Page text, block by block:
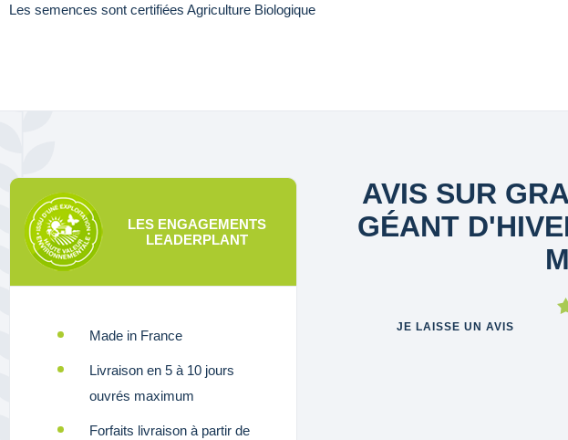
Les semences sont certifiées Agriculture Biologique
LES ENGAGEMENTS
LEADERPLANT
Made in France
Livraison en 5 à 10 jours
ouvrés maximum
Forfaits livraison à partir de
AVIS SUR
GÉANT
JE LAISSE UN AVIS